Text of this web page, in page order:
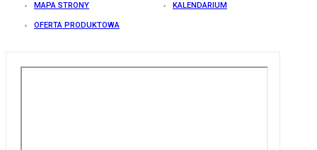
MAPA STRONY KALENDARIUM
OFERTA PRODUKTOWA